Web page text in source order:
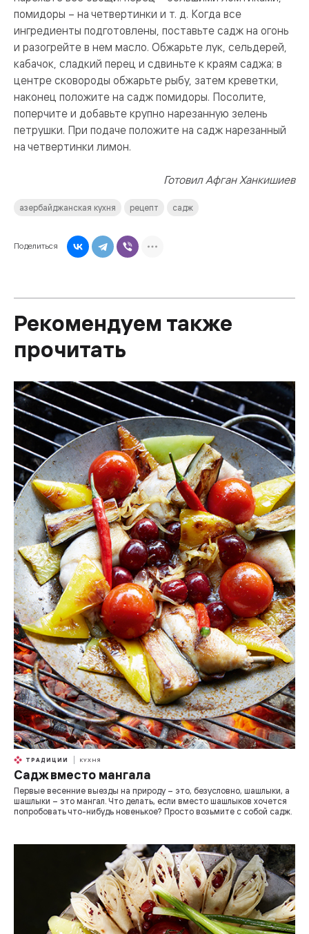
помидоры – на четвертинки и т. д. Когда все
ингредиенты подготовлены, поставьте садж на огонь
и разогрейте в нем масло. Обжарьте лук, сельдерей,
кабачок, сладкий перец и сдвиньте к краям саджа; в
центре сковороды обжарьте рыбу, затем креветки,
наконец положите на садж помидоры. Посолите,
поперчите и добавьте крупно нарезанную зелень
петрушки. При подаче положите на садж нарезанный
на четвертинки лимон.
Готовил Афган Ханкишиев
азербайджанская кухня рецепт садж
Поделиться
Рекомендуем также
прочитать
ТРАДИЦИИ КУХНЯ
Садж вместо мангала
Первые весенние выезды на природу – это, безусловно, шашлыки, а
шашлыки – это мангал. Что делать, если вместо шашлыков хочется
попробовать что-нибудь новенькое? Просто возьмите с собой садж.